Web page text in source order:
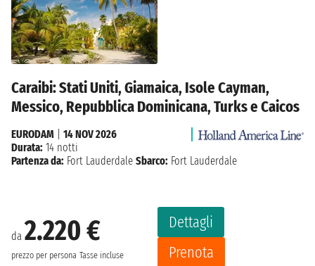
Caraibi: Stati Uniti, Giamaica, Isole Cayman,
Messico, Repubblica Dominicana, Turks e Caicos
da 2.220 €
prezzo per persona Tasse incluse
Dettagli
Prenota
EURODAM
14 NOV 2026
Durata: 14 notti
Partenza da: Fort Lauderdale Sbarco: Fort Lauderdale